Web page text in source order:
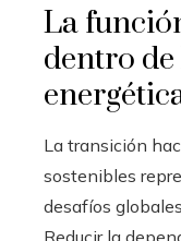
La
dentro
La transición
sostenibles
desafíos
Reducir la